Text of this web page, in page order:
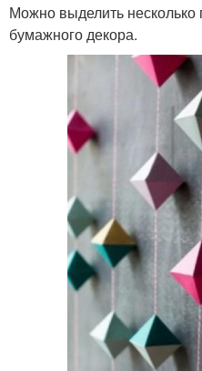
Можно выделить
бумажного декора.